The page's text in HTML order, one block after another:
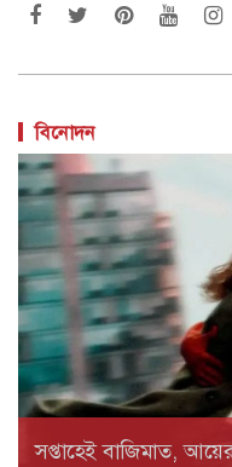
বিনোদন
সপ্তাহেই বাজিমাত,